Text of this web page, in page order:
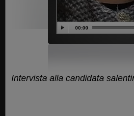
00:00
Intervista alla candidata